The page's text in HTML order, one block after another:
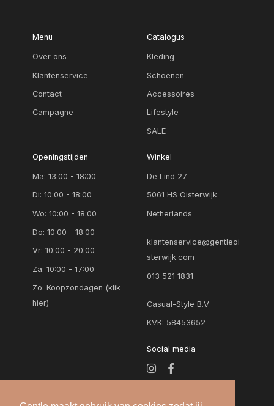
Menu
Over ons
Klantenservice
Contact
Campagne
Catalogus
Kleding
Schoenen
Accessoires
Lifestyle
SALE
Openingstijden
Ma: 13:00 - 18:00
Di: 10:00 - 18:00
Wo: 10:00 - 18:00
Do: 10:00 - 18:00
Vr: 10:00 - 20:00
Za: 10:00 - 17:00
Zo:Koopzondagen (klik
hier)
Winkel
De Lind 27
5061 HS Oisterwijk
Netherlands
klantenservice@gentleoi
sterwijk.com
013 521 1831
Casual-Style B.V
KVK: 58453652
Social media